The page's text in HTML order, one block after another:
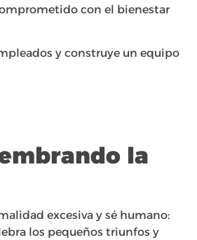
con el bienestar
y construye un equipo
la
excesiva y sé humano:
los pequeños triunfos y